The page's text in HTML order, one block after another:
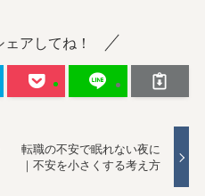
アしてね！
転職の不安で眠れない夜に
｜不安を小さくする考え方